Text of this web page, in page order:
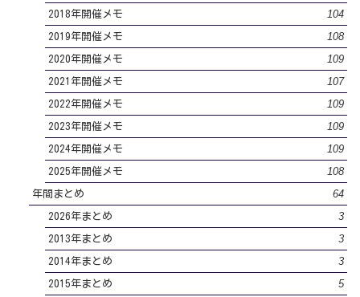
2018年開催メモ 104
2019年開催メモ 108
2020年開催メモ 109
2021年開催メモ 107
2022年開催メモ 109
2023年開催メモ 109
2024年開催メモ 109
2025年開催メモ 108
年間まとめ 64
2026年まとめ 3
2013年まとめ 3
2014年まとめ 3
2015年まとめ 5